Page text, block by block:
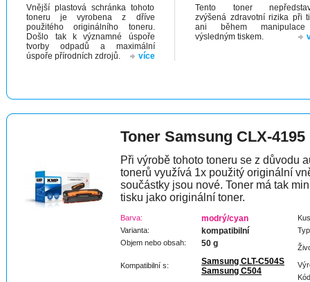
Vnější plastová schránka tohoto
toneru je vyrobena z dříve
použitého originálního toneru.
Došlo tak k významné úspoře
tvorby odpadů a maximální
úspoře přírodních zdrojů.
více
Tento toner
zvýšená zdravotní rizika při
ani během
výsledným tiskem.
Toner Samsung CLX-4195
Při výrobě tohoto toneru se z důvodu
tonerů využívá 1x použitý originální
součástky jsou nové. Toner má tak
tisku jako originální toner.
Barva: modrý/cyan
Varianta: kompatibilní
Objem nebo obsah: 50 g
Kompatibilní s:
Samsung CLT-C504S
Samsung C504